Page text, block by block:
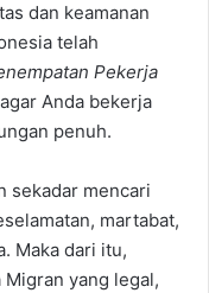
dan keamanan
telah
Pekerja
Anda bekerja
penuh.
sekadar mencari
martabat,
Maka dari itu,
yang legal,